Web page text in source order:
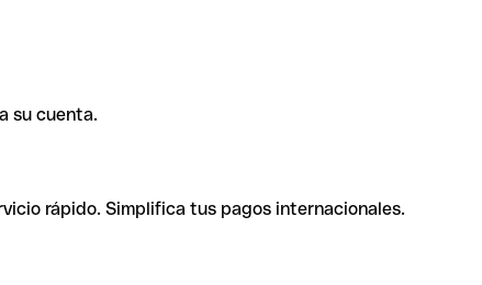
su cuenta.
rápido. Simplifica tus pagos internacionales.